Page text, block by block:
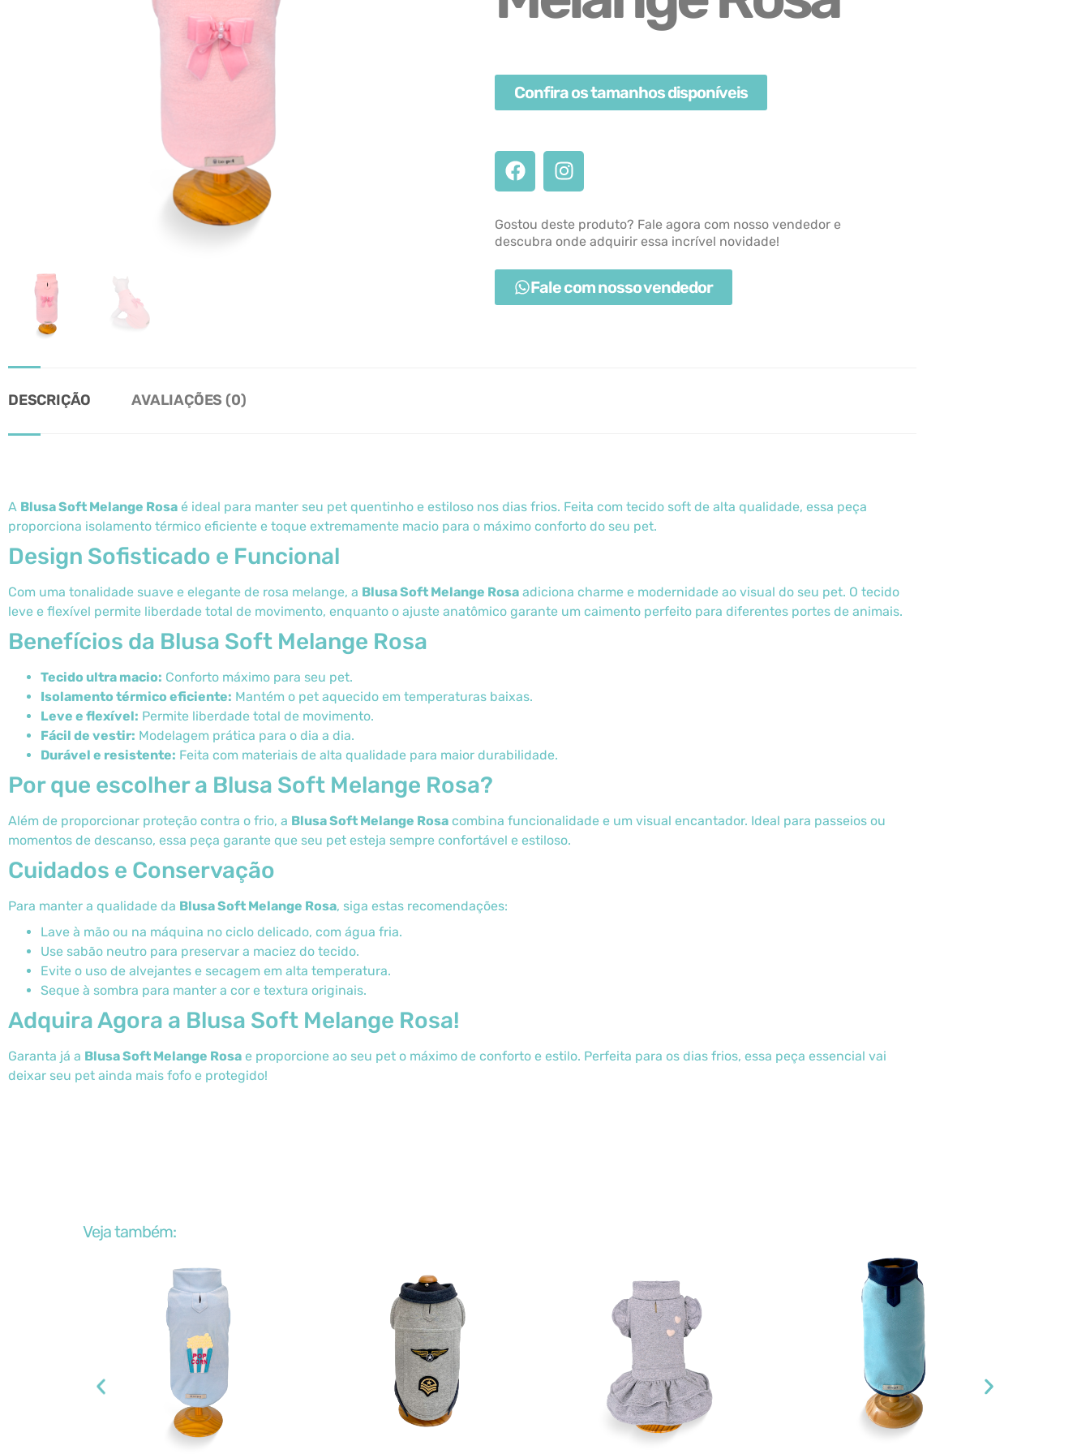
Confira os tamanhos disponíveis
Gostou deste produto? Fale agora com nosso vendedor e
descubra onde adquirir essa incrível novidade!
Fale com nosso vendedor
DESCRIÇÃO AVALIAÇÕES (0)
A Blusa Soft Melange Rosa é ideal para manter seu pet quentinho e estiloso nos dias frios. Feita com tecido soft de alta qualidade, essa peça
proporciona isolamento térmico eficiente e toque extremamente macio para o máximo conforto do seu pet.
Design Sofisticado e Funcional
Com uma tonalidade suave e elegante de rosa melange, a Blusa Soft Melange Rosa adiciona charme e modernidade ao visual do seu pet. O tecido
leve e flexível permite liberdade total de movimento, enquanto o ajuste anatômico garante um caimento perfeito para diferentes portes de animais.
Benefícios da Blusa Soft Melange Rosa
Tecido ultra macio: Conforto máximo para seu pet.
Isolamento térmico eficiente: Mantém o pet aquecido em temperaturas baixas.
Leve e flexível: Permite liberdade total de movimento.
Fácil de vestir: Modelagem prática para o dia a dia.
Durável e resistente: Feita com materiais de alta qualidade para maior durabilidade.
Por que escolher a Blusa Soft Melange Rosa?
Além de proporcionar proteção contra o frio, a Blusa Soft Melange Rosa combina funcionalidade e um visual encantador. Ideal para passeios ou
momentos de descanso, essa peça garante que seu pet esteja sempre confortável e estiloso.
Cuidados e Conservação
Para manter a qualidade da Blusa Soft Melange Rosa, siga estas recomendações:
Lave à mão ou na máquina no ciclo delicado, com água fria.
Use sabão neutro para preservar a maciez do tecido.
Evite o uso de alvejantes e secagem em alta temperatura.
Seque à sombra para manter a cor e textura originais.
Adquira Agora a Blusa Soft Melange Rosa!
Garanta já a Blusa Soft Melange Rosa e proporcione ao seu pet o máximo de conforto e estilo. Perfeita para os dias frios, essa peça essencial vai
deixar seu pet ainda mais fofo e protegido!
Veja também: